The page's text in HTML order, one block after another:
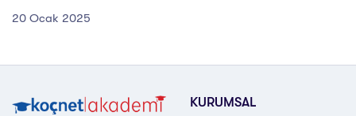
20 Ocak 2025
KURUMSAL